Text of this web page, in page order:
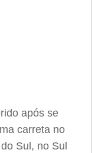
após se
carreta no
Sul, no Sul